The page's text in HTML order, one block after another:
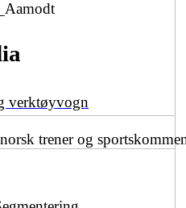
verktøyvogn
trener og